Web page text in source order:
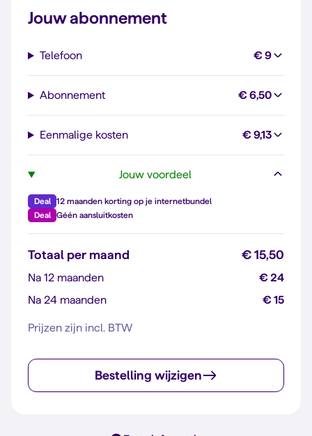
Jouw abonnement
Telefoon € 9
Abonnement € 6,50
Eenmalige kosten € 9,13
Jouw voordeel
Deal
12 maanden korting op je internetbundel
Deal
Géén aansluitkosten
Totaal per maand € 15,50
Na 12 maanden
€ 24
Na 24 maanden
€ 15
Prijzen zijn incl. BTW
Bestelling wijzigen